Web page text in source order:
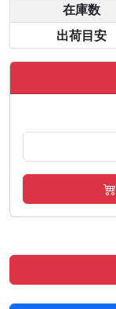
在庫数
出荷目安